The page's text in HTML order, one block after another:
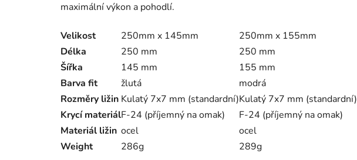
maximální výkon a pohodlí.
Velikost 250mm x 145mm
250mm x 155mm
Délka
250 mm
250 mm
Šířka
145 mm
155 mm
Barva fit
žlutá
modrá
Rozměry ližin Kulatý 7x7 mm (standardní)Kulatý 7x7 mm (standardní)
Krycí materiálF-24 (příjemný na omak)
F-24 (příjemný na omak)
Materiál ližin ocel
ocel
Weight
286g 289g